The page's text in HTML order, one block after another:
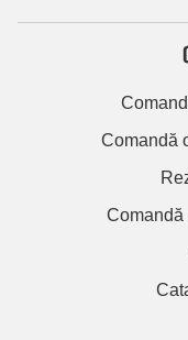
Comandă
Comandă